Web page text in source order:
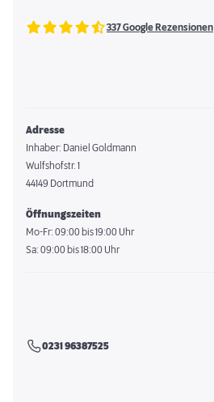
337 Google Rezensionen
Adresse
Inhaber: Daniel Goldmann
Wulfshofstr. 1
44149 Dortmund
Öffnungszeiten
Mo-Fr: 09:00 bis 19:00 Uhr
Sa: 09:00 bis 18:00 Uhr
0231 96387525